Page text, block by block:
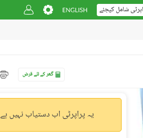
شامل کیجئے
گھر کے لئے قرض
یہ پراپرٹی اب دستیاب نہیں ہے